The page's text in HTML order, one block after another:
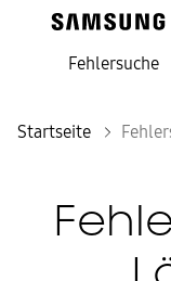
Fehlersuche
Startseite